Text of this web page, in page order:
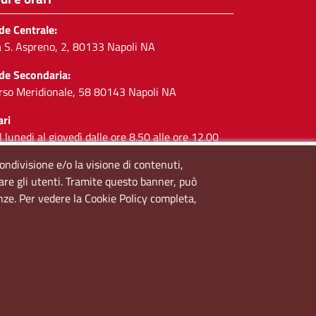
Centrale:
S. Aspreno, 2, 80133 Napoli NA
Secondaria:
Meridionale, 58 80143 Napoli NA
lunedi al giovedì dalle ore 8.50 alle ore 12.00
e/o la visione di contenuti,
gli utenti. Tramite questo banner, può
Per vedere la Cookie Policy completa,